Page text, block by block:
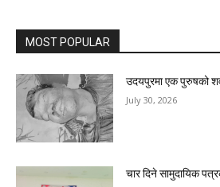
MOST POPULAR
उदयपुरमा एक पुरुषको
July 30, 2026
चार दिने सामुदायिक